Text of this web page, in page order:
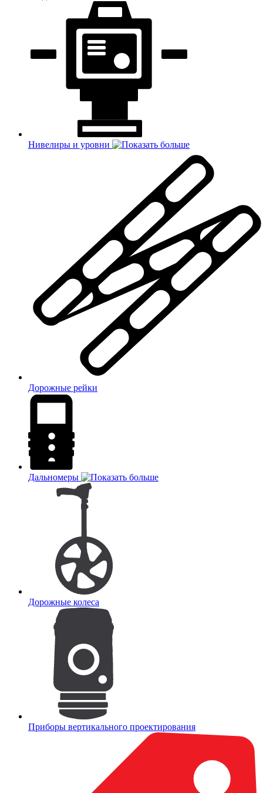
Нивелиры и уровни
Дорожные рейки
Дальномеры
Дорожные колеса
Приборы вертикального проектирования